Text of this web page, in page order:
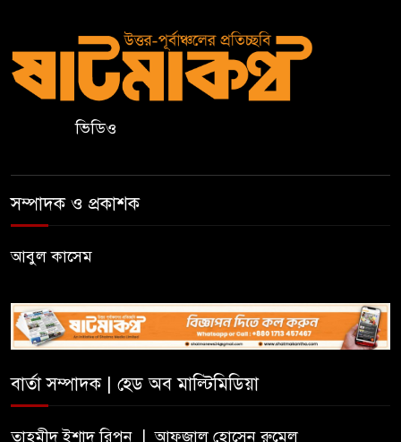
বিদ্যালয়ে জুলাই গণঅভ্যুত্থান দিবস
উদযাপন
বড়লেখায় জুলাই শহীদদের স্মরণে
ইউনিভার্সিটিতে নানা আয়োজন
দক্ষিণ সুরমা সরকারি কলেজে জুলাই
গণঅভ্যুত্থান দিবস উপলক্ষে
ভিডিও
সম্পাদক ও প্রকাশক
আবুল কাসেম
বার্তা সম্পাদক | হেড অব মাল্টিমিডিয়া
তাহমীদ ইশাদ রিপন | আফজাল হোসেন রুমেল